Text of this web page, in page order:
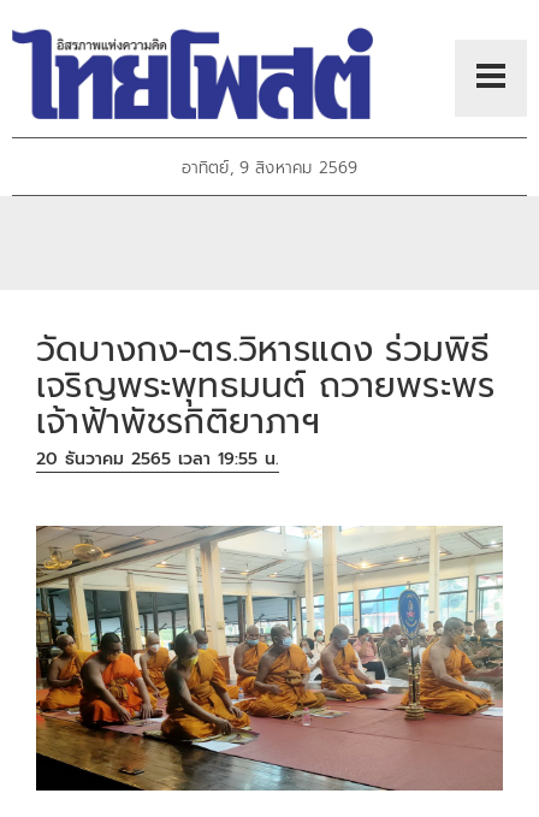
อาทิตย์, 9 สิงหาคม 2569
วัดบางกง-ตร.วิหารแดง ร่วมพิธี
เจริญพระพุทธมนต์ ถวายพระพร
เจ้าฟ้าพัชรกิติยาภาฯ
20 ธันวาคม 2565 เวลา 19:55 น.